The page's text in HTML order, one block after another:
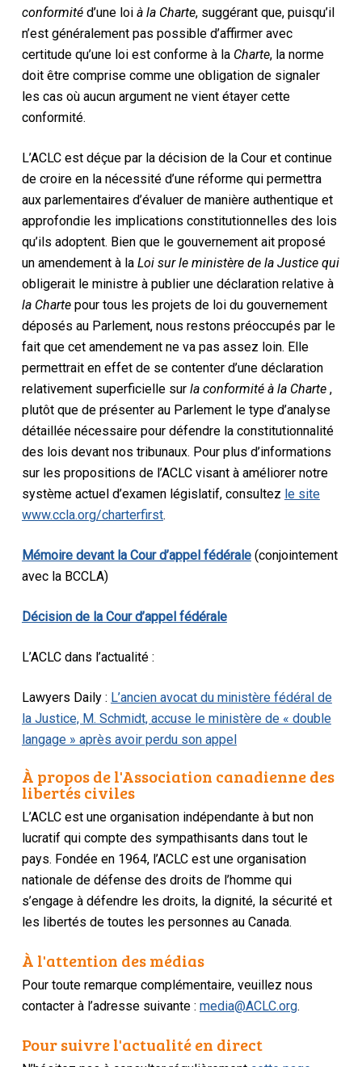
conformitéd’une loi à la Charte, suggérant que, puisqu’il
n’est généralement pas possible d’affirmer avec
certitude qu’une loi est conforme à la Charte, la norme
doit être comprise comme une obligation de signaler
les cas où aucun argument ne vient étayer cette
conformité.
L’ACLC est déçue par la décision de la Cour et continue
de croire en la nécessité d’une réforme qui permettra
aux parlementaires d’évaluer de manière authentique et
approfondie les implications constitutionnelles des lois
qu’ils adoptent. Bien que le gouvernement ait proposé
un amendement à la Loi sur le ministère de la Justice qui
obligerait le ministre à publier une déclaration relative à
la Chartepour tous les projets de loi du gouvernement
déposés au Parlement, nous restons préoccupés par le
fait que cet amendement ne va pas assez loin. Elle
permettrait en effet de se contenter d’une déclaration
relativement superficielle sur la conformité à la Charte ,
plutôt que de présenter au Parlement le type d’analyse
détaillée nécessaire pour défendre la constitutionnalité
des lois devant nos tribunaux. Pour plus d’informations
sur les propositions de l’ACLC visant à améliorer notre
système actuel d’examen législatif, consultez le site
www.ccla.org/charterfirst.
Mémoire devant la Cour d’appel fédérale(conjointement
avec la BCCLA)
Décision de la Cour d’appel fédérale
L’ACLC dans l’actualité :
Lawyers Daily : L’ancien avocat du ministère fédéral de
la Justice, M. Schmidt, accuse le ministère de « double
langage » après avoir perdu son appel
À propos de l'Association canadienne des
libertés civiles
L’ACLC est une organisation indépendante à but non
lucratif qui compte des sympathisants dans tout le
pays. Fondée en 1964, l’ACLC est une organisation
nationale de défense des droits de l’homme qui
s’engage à défendre les droits, la dignité, la sécurité et
les libertés de toutes les personnes au Canada.
À l'attention des médias
Pour toute remarque complémentaire, veuillez nous
contacter à l’adresse suivante :media@ACLC.org.
Pour suivre l'actualité en direct